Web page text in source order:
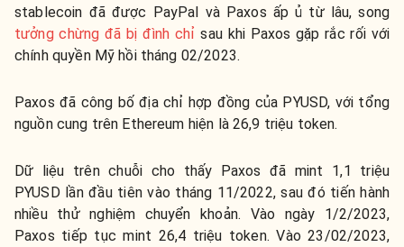
stablecoin đã được PayPal và Paxos ấp ủ từ lâu, song
tưởng chừng đã bị đình chỉ sau khi Paxos gặp rắc rối với
chính quyền Mỹ hồi tháng 02/2023.
Paxos đã công bố địa chỉ hợp đồng của PYUSD, với tổng
nguồn cung trên Ethereum hiện là 26,9 triệu token.
Dữ liệu trên chuỗi cho thấy Paxos đã mint 1,1 triệu
PYUSD lần đầu tiên vào tháng 11/2022, sau đó tiến hành
nhiều thử nghiệm chuyển khoản. Vào ngày 1/2/2023,
Paxos tiếp tục mint 26,4 triệu token. Vào 23/02/2023,